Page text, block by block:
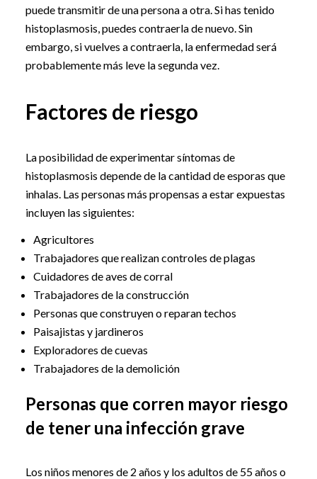
puede transmitir de una persona a otra. Si has tenido
histoplasmosis, puedes contraerla de nuevo. Sin
embargo, si vuelves a contraerla, la enfermedad será
probablemente más leve la segunda vez.
Factores de riesgo
La posibilidad de experimentar síntomas de
histoplasmosis depende de la cantidad de esporas que
inhalas. Las personas más propensas a estar expuestas
incluyen las siguientes:
Agricultores
Trabajadores que realizan controles de plagas
Cuidadores de aves de corral
Trabajadores de la construcción
Personas que construyen o reparan techos
Paisajistas y jardineros
Exploradores de cuevas
Trabajadores de la demolición
Personas que corren mayor riesgo
de tener una infección grave
Los niños menores de 2 años y los adultos de 55 años o